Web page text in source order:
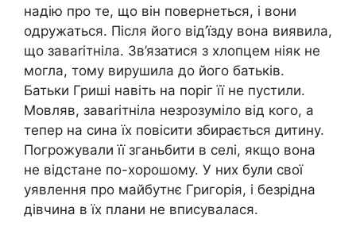
надію про те, що він повернеться, і вони
одружаться. Після його від’їзду вона виявила,
що заваrітніла. Зв’язатися з хлопцем ніяк не
могла, тому вирушила до його батьків.
Батьки Гриші навіть на поріг її не пустили.
Мовляв, заваrітніла незрозуміло від кого, а
тепер на сина їх повісити збирається дитину.
Погрожували її зганьбити в селі, якщо вона
не відстане по-хорошому. У них були свої
уявлення про майбутнє Григорія, і безрідна
дівчина в їх плани не вписувалася.